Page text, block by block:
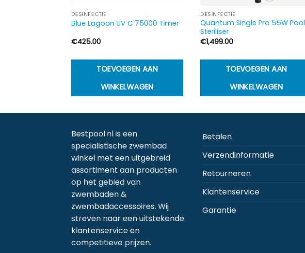
DESINFECTIE
Blue Lagoon UV C 75000 Timer
€425.00
TOEVOEGEN AAN
WINKELWAGEN
DESINFECTIE
Quantum Single Pro 55W Pool
Steriliser
€1,499.00
TOEVOEGEN AAN
WINKELWAGEN
variaties.
productpagina
Bestpool.nl is een
specialistische zwembad
winkel met een uitgebreid
assortiment aan producten
op het gebied van
zwembaden &
zwembadaccessoires. Wij
streven naar een uitstekende
klantenservice en
competitieve prijzen.
Betalen
Verzendinformatie
Retourneren
Klantenservice
Garantie